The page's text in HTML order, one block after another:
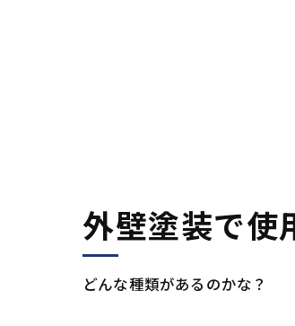
外壁塗装で使
どんな種類があるのかな？